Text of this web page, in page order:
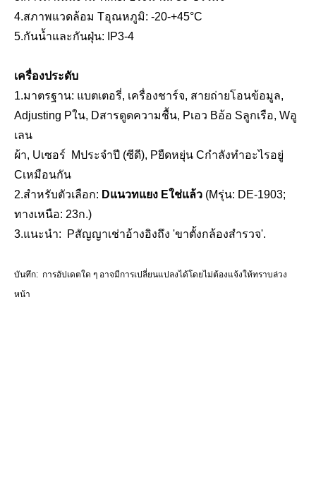
4.สภาพแวดล้อม Tอุณหภูมิ: -20-+45°C
5.กันน้ำและกันฝุ่น: IP3-4
เครื่องประดับ
1.มาตรฐาน: แบตเตอรี่, เครื่องชาร์จ, สายถ่ายโอนข้อมูล,
Adjusting Pใน, Dสารดูดความชื้น, Pเอว Bอ้อ Sลูกเรือ, Wอู
เลน
ผ้า, Uเซอร์ Mประจำปี (ซีดี), Pยืดหยุ่น Cกำลังทำอะไรอยู่
Cเหมือนกัน
2.สำหรับตัวเลือก: Dแนวทแยง Eใช่แล้ว (Mรุ่น: DE-1903;
ทางเหนือ: 23ก.)
3.แนะนำ: Pสัญญาเช่าอ้างอิงถึง 'ขาตั้งกล้องสำรวจ'.
บันทึก: การอัปเดตใด ๆ อาจมีการเปลี่ยนแปลงได้โดยไม่ต้องแจ้งให้ทราบล่วง
หน้า